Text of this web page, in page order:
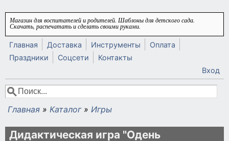
Перейти к основному содержанию
Магазин для воспитателей и родителей. Шаблоны для детского сада.
Скачать, распечатать и сделать своими руками.
Главная Доставка Инструменты
Оплата
Праздники
Соцсети
Контакты
Вход
Форма поиска
Поиск
Вы здесь
Главная » Каталог » Игры
Дидактическая игра "Одень